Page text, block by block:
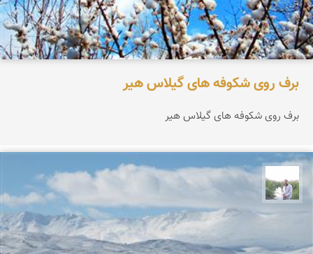
برف روی شکوفه های گیلاس هیر
برف روی شکوفه های گیلاس هیر
مهرداد زینلیان